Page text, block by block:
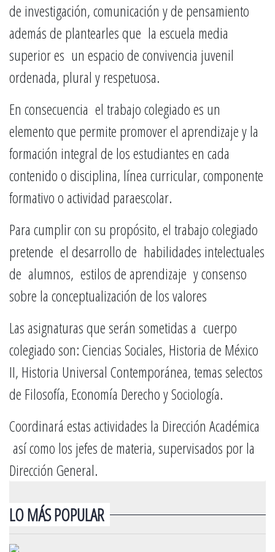
de investigación, comunicación y de pensamiento
además de plantearles que la escuela media
superior es un espacio de convivencia juvenil
ordenada, plural y respetuosa.
En consecuencia el trabajo colegiado es un
elemento que permite promover el aprendizaje y la
formación integral de los estudiantes en cada
contenido o disciplina, línea curricular, componente
formativo o actividad paraescolar.
Para cumplir con su propósito, el trabajo colegiado
pretende el desarrollo de habilidades intelectuales
de alumnos, estilos de aprendizaje y consenso
sobre la conceptualización de los valores
Las asignaturas que serán sometidas a cuerpo
colegiado son: Ciencias Sociales, Historia de México
II, Historia Universal Contemporánea, temas selectos
de Filosofía, Economía Derecho y Sociología.
Coordinará estas actividades la Dirección Académica
así como los jefes de materia, supervisados por la
Dirección General.
LO MÁS POPULAR